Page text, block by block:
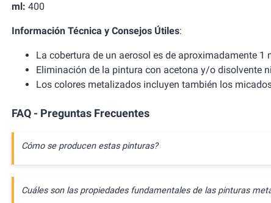
ml: 400
Información Técnica y Consejos Útiles:
La cobertura de un aerosol es de aproximadamente 1
Eliminación de la pintura con acetona y/o disolvente
Los colores metalizados incluyen también los
FAQ - Preguntas Frecuentes
Cómo se producen estas pinturas?
Cuáles son las propiedades fundamentales de las pinturas